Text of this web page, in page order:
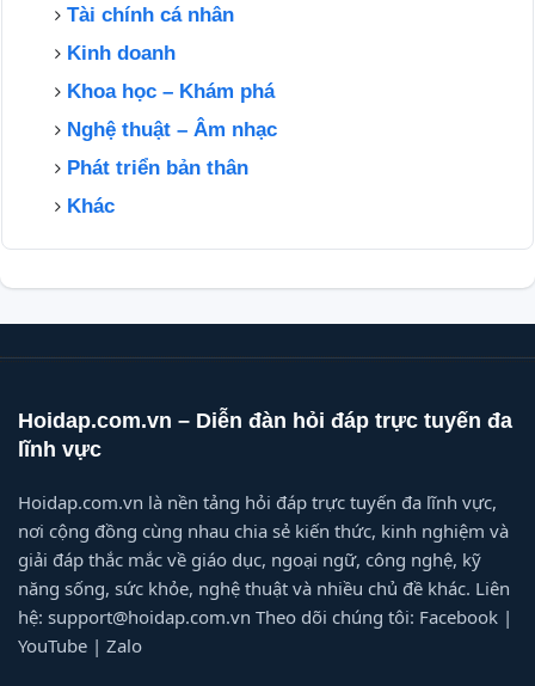
Tài chính cá nhân
Kinh doanh
Khoa học – Khám phá
Nghệ thuật – Âm nhạc
Phát triển bản thân
Khác
Hoidap.com.vn – Diễn đàn hỏi đáp trực tuyến đa
lĩnh vực
Hoidap.com.vn là nền tảng hỏi đáp trực tuyến đa lĩnh vực,
nơi cộng đồng cùng nhau chia sẻ kiến thức, kinh nghiệm và
giải đáp thắc mắc về giáo dục, ngoại ngữ, công nghệ, kỹ
năng sống, sức khỏe, nghệ thuật và nhiều chủ đề khác. Liên
hệ: support@hoidap.com.vn Theo dõi chúng tôi: Facebook |
YouTube | Zalo